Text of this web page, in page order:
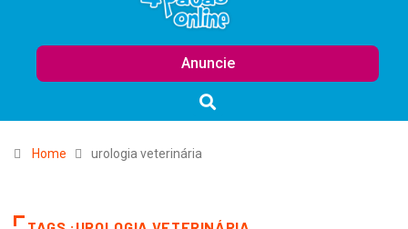
Anuncie
Home urologia veterinária